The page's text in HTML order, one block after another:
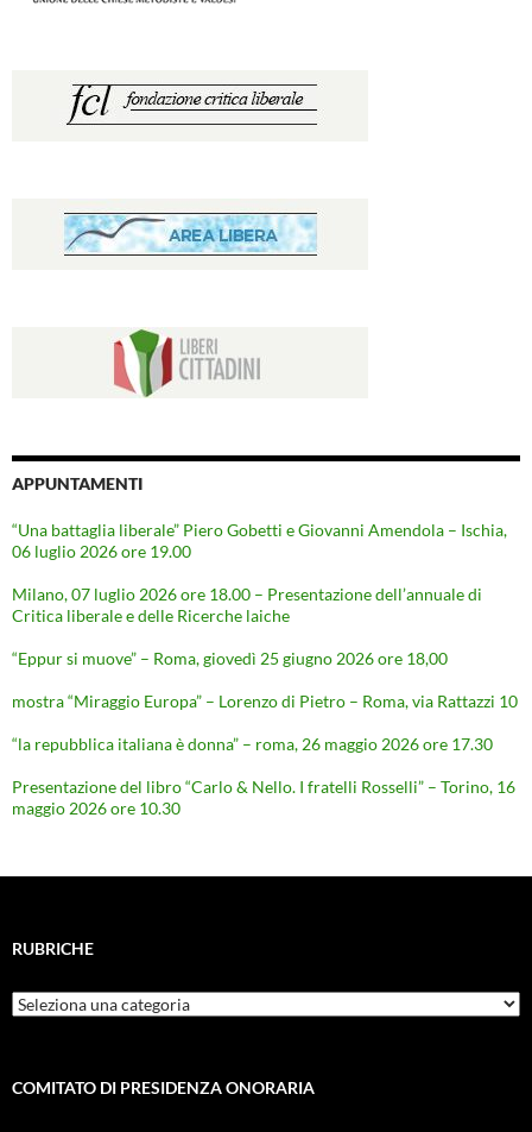
APPUNTAMENTI
“Una battaglia liberale” Piero Gobetti e Giovanni Amendola – Ischia,
06 luglio 2026 ore 19.00
Milano, 07 luglio 2026 ore 18.00 – Presentazione dell’annuale di
Critica liberale e delle Ricerche laiche
“Eppur si muove” – Roma, giovedì 25 giugno 2026 ore 18,00
mostra “Miraggio Europa” – Lorenzo di Pietro – Roma, via Rattazzi 10
“la repubblica italiana è donna” – roma, 26 maggio 2026 ore 17.30
Presentazione del libro “Carlo & Nello. I fratelli Rosselli” – Torino, 16
maggio 2026 ore 10.30
RUBRICHE
Rubriche
COMITATO DI PRESIDENZA ONORARIA